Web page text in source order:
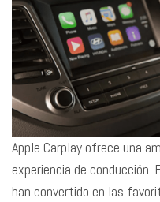
Apple Carplay ofrece una
experiencia de conducción.
han convertido en las